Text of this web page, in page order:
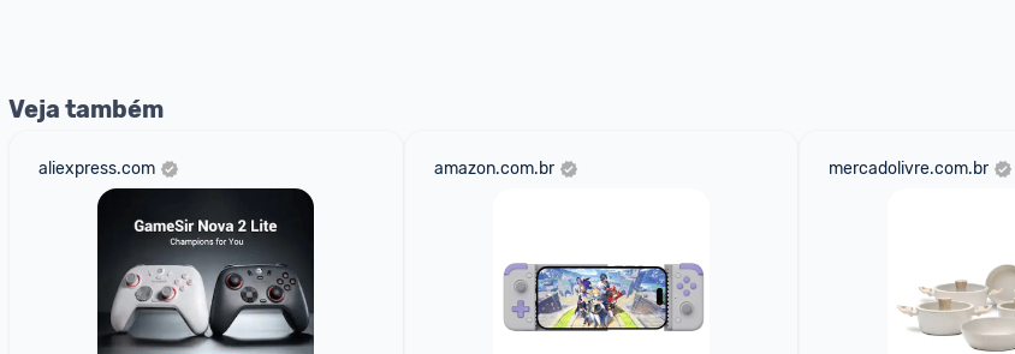
Veja também
aliexpress.com amazon.com.br mercadolivre.com.br